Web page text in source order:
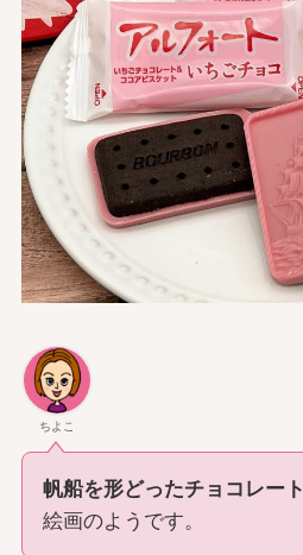
ちよこ
帆船を形どったチョコレート
絵画のようです。